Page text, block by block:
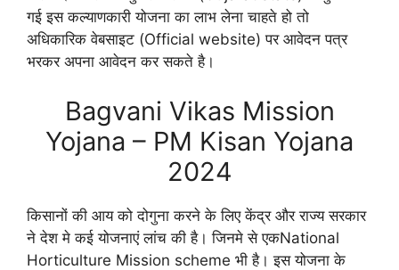
गई इस कल्याणकारी योजना का लाभ लेना चाहते हो तो
अधिकारिक वेबसाइट (Official website) पर आवेदन पत्र
भरकर अपना आवेदन कर सकते है।
Bagvani Vikas Mission
Yojana – PM Kisan Yojana
2024
किसानों की आय को दोगुना करने के लिए केंद्र और राज्य सरकार
ने देश मे कई योजनाएं लांच की है। जिनमे से एकNational
Horticulture Mission scheme भी है। इस योजना के